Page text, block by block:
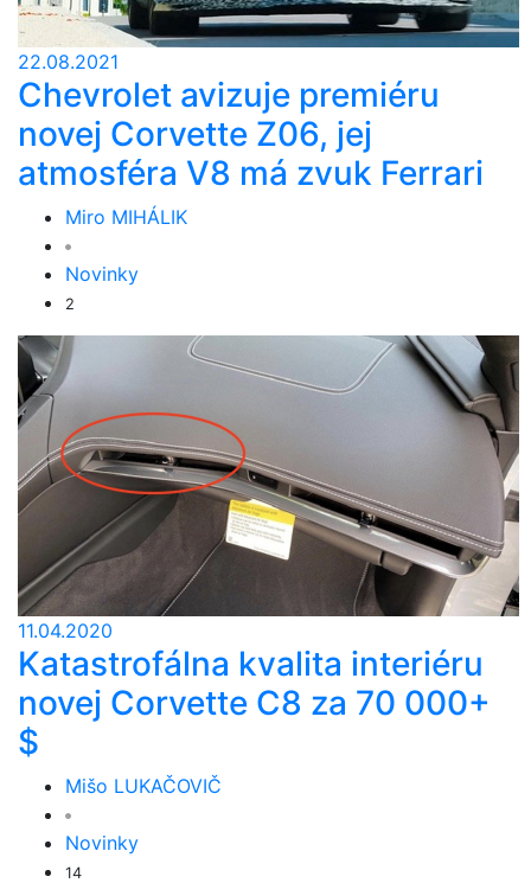
22.08.2021
Chevrolet avizuje premiéru
novej Corvette Z06, jej
atmosféra V8 má zvuk Ferrari
Miro MIHÁLIK
Novinky
2
11.04.2020
Katastrofálna kvalita interiéru
novej Corvette C8 za 70 000+
$
Mišo LUKAČOVIČ
Novinky
14